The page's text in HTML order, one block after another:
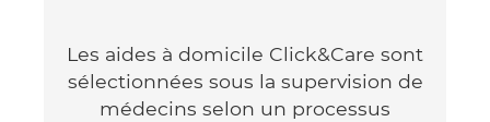
Les aides à domicile Click&Care sont
sélectionnées sous la supervision de
médecins selon un processus